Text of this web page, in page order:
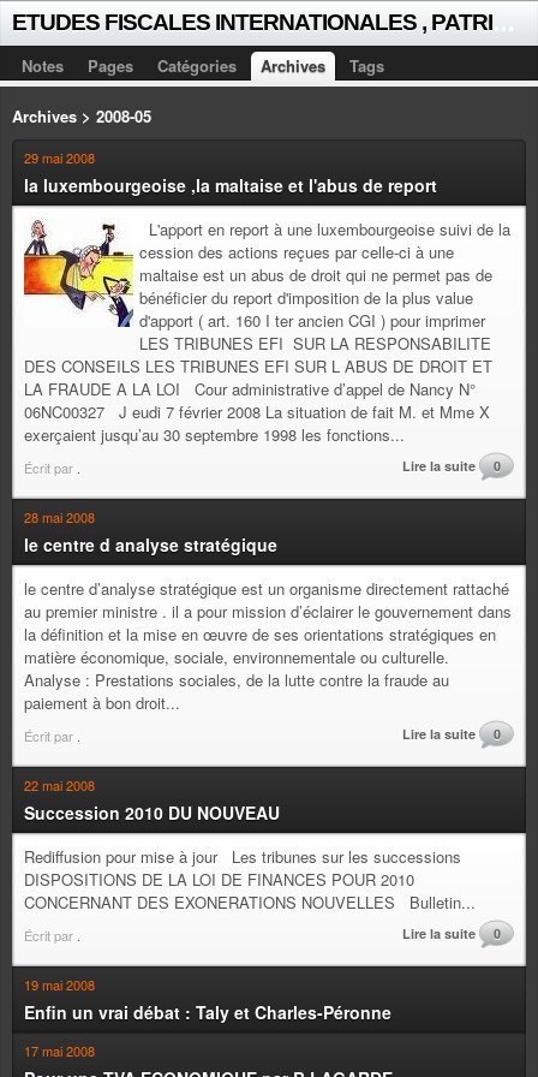
Notes Pages Catégories Archives Tags
Archives > 2008-05
29 mai 2008
la luxembourgeoise ,la maltaise et l'abus de report
L'apport en report à une luxembourgeoise suivi de la
cession des actions reçues par celle-ci à une
maltaise est un abus de droit qui ne permet pas de
bénéficier du report d'imposition de la plus value
d'apport ( art. 160 I ter ancien CGI ) pour imprimer
LES TRIBUNES EFI SUR LA RESPONSABILITE
DES CONSEILS LES TRIBUNES EFI SUR L ABUS DE DROIT ET
LA FRAUDE A LA LOI Cour administrative d’appel de Nancy N°
06NC00327 J eudi 7 février 2008 La situation de fait M. et Mme X
exerçaient jusqu’au 30 septembre 1998 les fonctions...
Écrit par Lire la suite 0
28 mai 2008
le centre d analyse stratégique
le centre d’analyse stratégique est un organisme directement rattaché
au premier ministre . il a pour mission d’éclairer le gouvernement dans
la définition et la mise en œuvre de ses orientations stratégiques en
matière économique, sociale, environnementale ou culturelle.
Analyse : Prestations sociales, de la lutte contre la fraude au
paiement à bon droit...
Écrit par Lire la suite 0
22 mai 2008
Succession 2010 DU NOUVEAU
Rediffusion pour mise à jour Les tribunes sur les successions
DISPOSITIONS DE LA LOI DE FINANCES POUR 2010
CONCERNANT DES EXONERATIONS NOUVELLES Bulletin...
Écrit par Lire la suite 0
19 mai 2008
Enfin un vrai débat : Taly et Charles-Péronne
17 mai 2008